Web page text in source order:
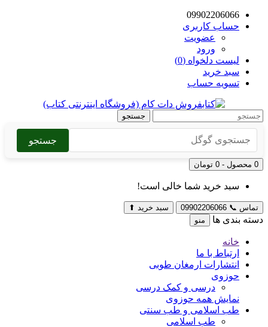
09902206066
حساب کاربری
عضویت
ورود
لیست دلخواه (0)
سبد خرید
تسویه حساب
جستجو
جستجو
0 محصول - 0 تومان
سبد خرید شما خالی است!
تماس 📞
09902206066 سبد خرید ⬆
دسته بندی ها منو
خانه
ارتباط با ما
انتشارات ارمغان طوبی
حوزوی
درسی و کمک درسی
نمایش همه حوزوی
طب اسلامی و طب سنتی
طب اسلامی